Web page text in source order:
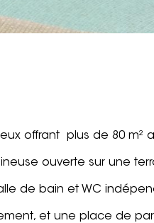
offrant plus de 80 m²
ouverte sur une
de bain et WC
et une place de